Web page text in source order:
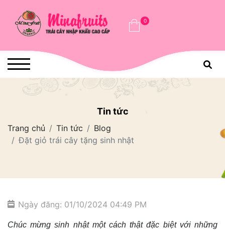
0
Tin tức
Trang chủ Tin tức
Blog
Đặt giỏ trái cây tặng sinh nhật
Ngày đăng: 01/10/2024 04:49 PM
Chúc mừng sinh nhật một cách thật đặc biệt với những